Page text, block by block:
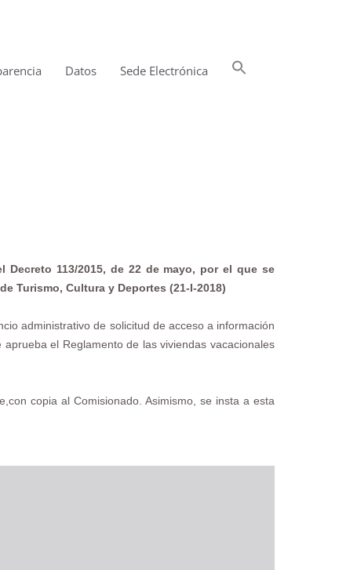
Datos Sede Electrónica
113/2015, de 22 de mayo, por el que se
Turismo, Cultura y Deportes (21-I-2018)
administrativo de solicitud de acceso a información
el Reglamento de las viviendas vacacionales
copia al Comisionado. Asimismo, se insta a esta